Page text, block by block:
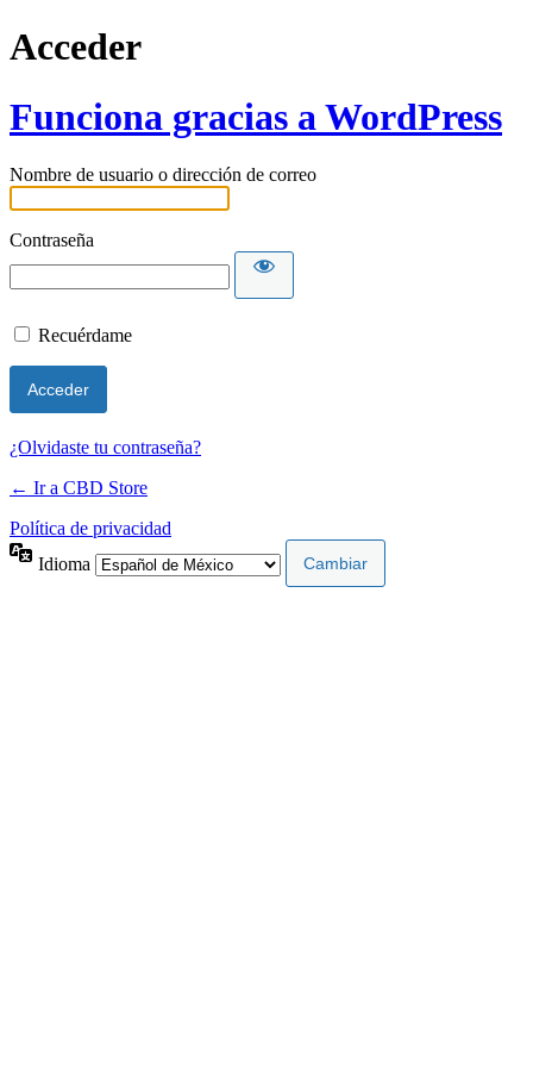
Acceder
Funciona gracias a WordPress
Nombre de usuario o dirección de correo
Contraseña
Recuérdame
¿Olvidaste tu contraseña?
← Ir a CBD Store
Política de privacidad
Idioma